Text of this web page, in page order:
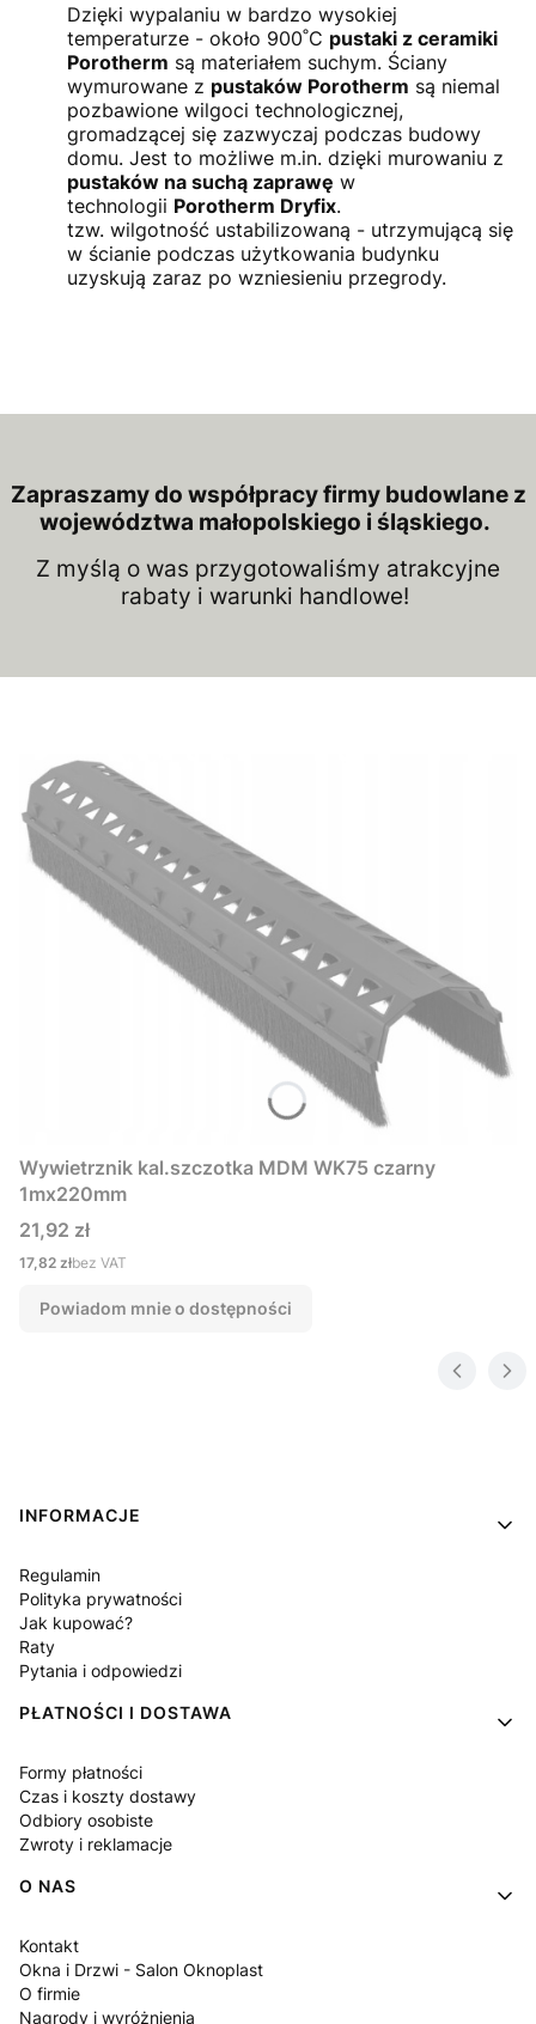
Dzięki wypalaniu w bardzo wysokiej
temperaturze - około 900˚C pustaki z ceramiki
Porotherm są materiałem suchym. Ściany
wymurowane z pustaków Porotherm są niemal
pozbawione wilgoci technologicznej,
gromadzącej się zazwyczaj podczas budowy
domu. Jest to możliwe m.in. dzięki murowaniu z
pustaków na suchą zaprawę w
technologii Porotherm Dryfix.
tzw. wilgotność ustabilizowaną - utrzymującą się
w ścianie podczas użytkowania budynku
uzyskują zaraz po wzniesieniu przegrody.
Zapraszamy do współpracy firmy budowlane z
województwa małopolskiego i śląskiego.
Z myślą o was przygotowaliśmy atrakcyjne
rabaty i warunki handlowe!
Wywietrznik kal.szczotka MDM WK75 czarny
1mx220mm
Cena
21,92 zł
Cena
17,82 złbez VAT
Powiadom mnie o dostępności
Linki w stopce
INFORMACJE
Regulamin
Polityka prywatności
Jak kupować?
Raty
Pytania i odpowiedzi
PŁATNOŚCI I DOSTAWA
Formy płatności
Czas i koszty dostawy
Odbiory osobiste
Zwroty i reklamacje
O NAS
Kontakt
Okna i Drzwi - Salon Oknoplast
O firmie
Nagrody i wyróżnienia